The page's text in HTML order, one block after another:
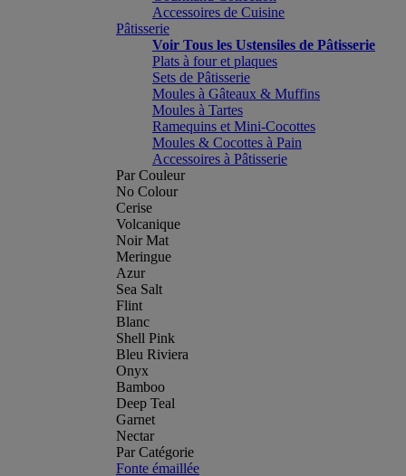
Accessoires de Cuisine
Pâtisserie
Voir Tous les Ustensiles de Pâtisserie
Plats à four et plaques
Sets de Pâtisserie
Moules à Gâteaux & Muffins
Moules à Tartes
Ramequins et Mini-Cocottes
Moules & Cocottes à Pain
Accessoires à Pâtisserie
Par Couleur
No Colour
Cerise
Volcanique
Noir Mat
Meringue
Azur
Sea Salt
Flint
Blanc
Shell Pink
Bleu Riviera
Onyx
Bamboo
Deep Teal
Garnet
Nectar
Par Catégorie
Fonte émaillée